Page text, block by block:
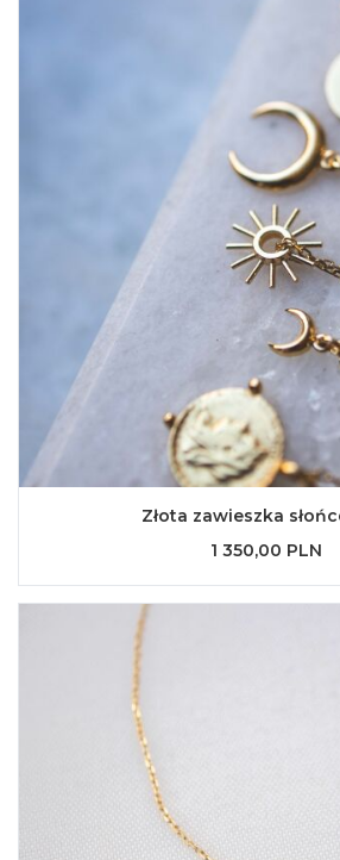
Złota zawieszka
1 350,00 PLN